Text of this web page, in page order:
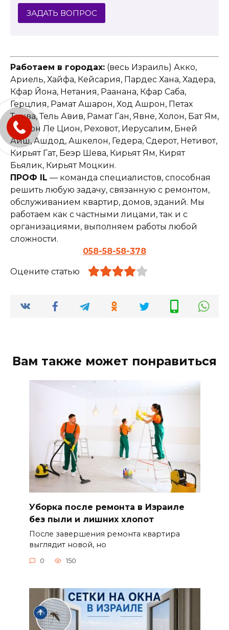
ЗАДАТЬ ВОПРОС
Работаем в городах: (весь Израиль) Акко,
Ариель, Хайфа, Кейсария, Пардес Хана, Хадера,
Кфар Йона, Нетания, Раанана, Кфар Саба,
Герцлия, Рамат Ашарон, Ход Ашрон, Петах
Тиква, Тель Авив, Рамат Ган, Явне, Холон, Бат Ям,
Ришон Ле Цион, Реховот, Иерусалим, Бней
Аиш, Ашдод, Ашкелон, Гедера, Сдерот, Нетивот,
Кирьят Гат, Беэр Шева, Кирьят Ям, Кирят
Бьялик, Кирьят Моцкин.
ПРОФ IL — команда специалистов, способная
решить любую задачу, связанную с ремонтом,
обслуживанием квартир, домов, зданий. Мы
работаем как с частными лицами, так и с
организациями, выполняем работы любой
сложности.
058-58-58-378
Оцените статью
Вам также может понравиться
Уборка после ремонта в Израиле
без пыли и лишних хлопот
После завершения ремонта квартира
выглядит новой, но
0 150